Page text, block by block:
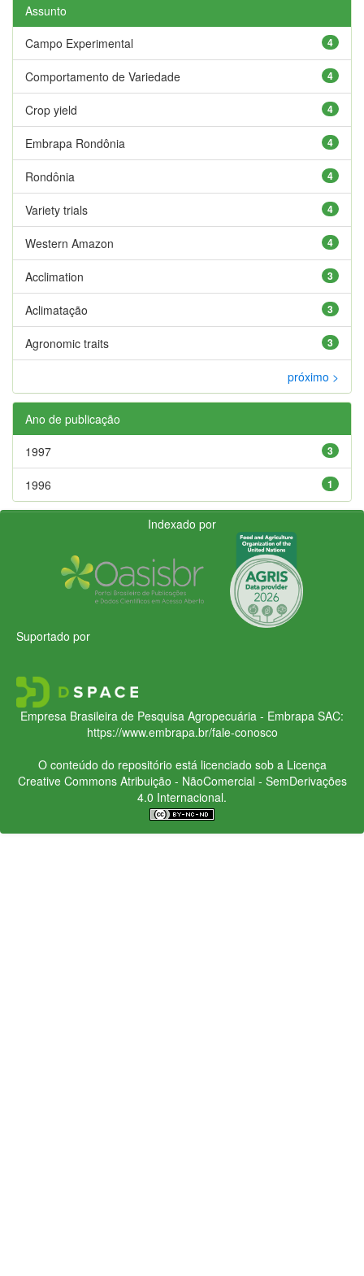
Assunto
4
Campo Experimental
4
Comportamento de Variedade
4
Crop yield
4
Embrapa Rondônia
4
Rondônia
4
Variety trials
4
Western Amazon
3
Acclimation
3
Aclimatação
3
Agronomic traits
próximo >
Ano de publicação
3
1997
1
1996
Indexado por
Suportado por
Empresa Brasileira de Pesquisa Agropecuária - Embrapa SAC:
https://www.embrapa.br/fale-conosco
O conteúdo do repositório está licenciado sob a Licença
Creative CommonsAtribuição - NãoComercial - SemDerivações
4.0 Internacional.